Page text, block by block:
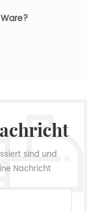
sind und
Nachricht